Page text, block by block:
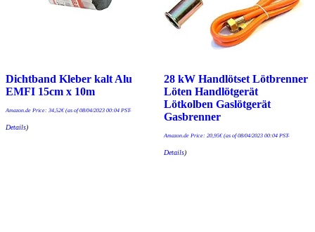
Dichtband Kleber kalt Alu
EMFI 15cm x 10m
Amazon.de Price: 34,52€(as of 08/04/2023 00:04 PST-
Details)
28 kW Handlötset Lötbrenner
Löten Handlötgerät
Lötkolben Gaslötgerät
Gasbrenner
Amazon.de Price: 20,95€(as of 08/04/2023 00:04 PST-
Details)